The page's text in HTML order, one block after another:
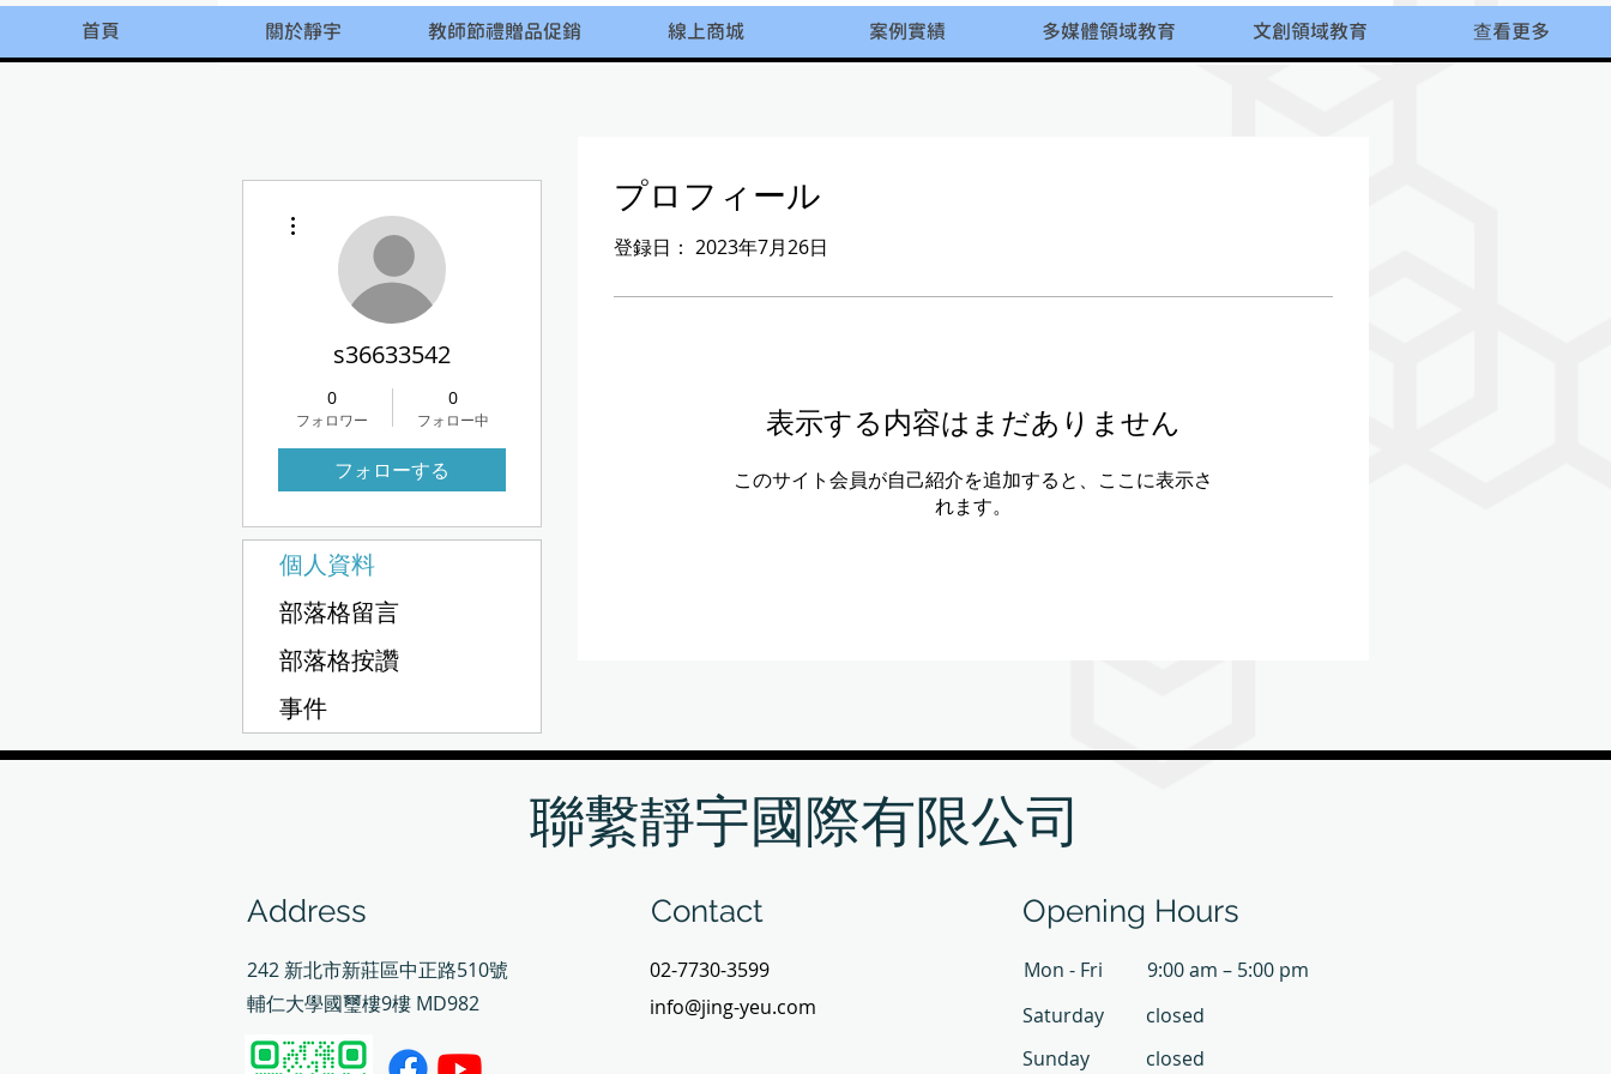
首頁 關於靜宇 教師節禮贈品促銷 線上商城 案例實績 多媒體領域教育 文創領域教育 查看更多
プロフィール
登録日： 2023年7月26日
表示する内容はまだありません
このサイト会員が自己紹介を追加すると、ここに表示さ
れます。
s36633542
0
フォロワー
0
フォロー中
フォローする
個人資料
部落格留言
部落格按讚
事件
聯繫靜宇國際有限公司
Address
242 新北市新莊區中正路510號
輔仁大學國璽樓9樓 MD982
Contact
02-7730-3599
info@jing-yeu.com
Opening Hours
Mon - Fri
9:00 am – 5:00 pm
Saturday
closed
​Sunday
closed